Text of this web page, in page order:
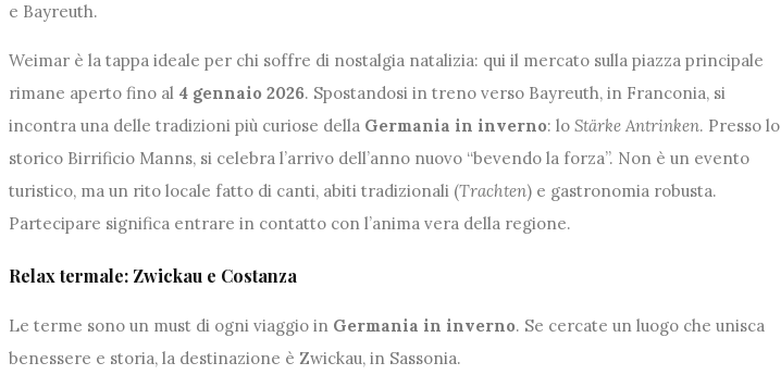
e Bayreuth.
Weimar è la tappa ideale per chi soffre di nostalgia natalizia: qui il mercato sulla piazza principale
rimane aperto fino al 4 gennaio 2026. Spostandosi in treno verso Bayreuth, in Franconia, si
incontra una delle tradizioni più curiose della Germania in inverno: lo Stärke Antrinken. Presso lo
storico Birrificio Manns, si celebra l’arrivo dell’anno nuovo “bevendo la forza”. Non è un evento
turistico, ma un rito locale fatto di canti, abiti tradizionali (Trachten) e gastronomia robusta.
Partecipare significa entrare in contatto con l’anima vera della regione.
Relax termale: Zwickau e Costanza
Le terme sono un must di ogni viaggio in Germania in inverno. Se cercate un luogo che unisca
benessere e storia, la destinazione è Zwickau, in Sassonia.